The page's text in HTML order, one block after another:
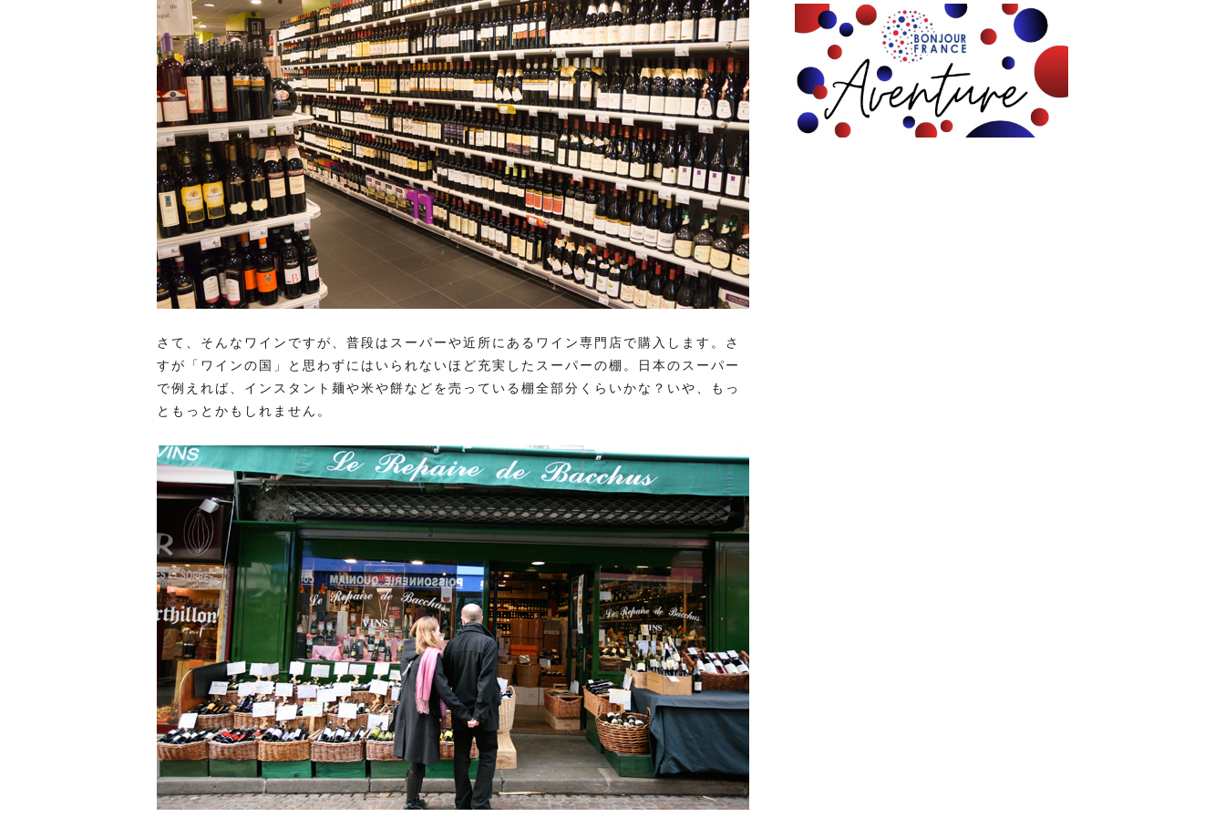
さて、そんなワインですが、普段はスーパーや近所にあるワイン専門店で購入します。さ
すが「ワインの国」と思わずにはいられないほど充実したスーパーの棚。日本のスーパー
で例えれば、インスタント麺や米や餅などを売っている棚全部分くらいかな？いや、もっ
ともっとかもしれません。